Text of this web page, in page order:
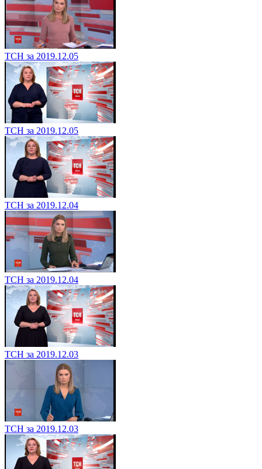
ТСН за 2019.12.05
ТСН за 2019.12.05
ТСН за 2019.12.04
ТСН за 2019.12.04
ТСН за 2019.12.03
ТСН за 2019.12.03